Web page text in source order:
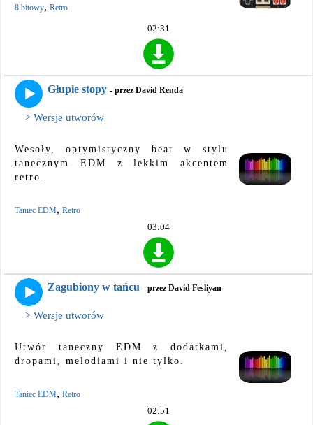
8 bitowy, Retro
02:31
Głupie stopy - przez David Renda
> Wersje utworów
Wesoły, optymistyczny beat w stylu
tanecznym EDM z lekkim akcentem
retro.
Taniec EDM, Retro
03:04
Zagubiony w tańcu - przez David Fesliyan
> Wersje utworów
Utwór taneczny EDM z dodatkami,
dropami, melodiami i nie tylko.
Taniec EDM, Retro
02:51